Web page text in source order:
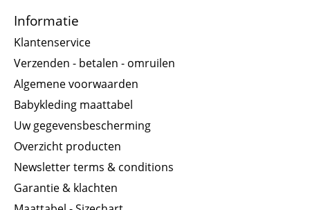
Informatie
Klantenservice
Verzenden - betalen - omruilen
Algemene voorwaarden
Babykleding maattabel
Uw gegevensbescherming
Overzicht producten
Newsletter terms & conditions
Garantie & klachten